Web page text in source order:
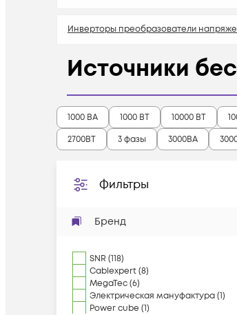
Инверторы преобразователи
Источники
Фильтры
Бренд
SNR (118)
Cablexpert(8)
MegaTec(6)
Электрическая мануфактура(1)
Power cube (1)
1000 ВА 1000 ВТ 10000 ВТ
2700ВТ
3 фазы 3000ВА